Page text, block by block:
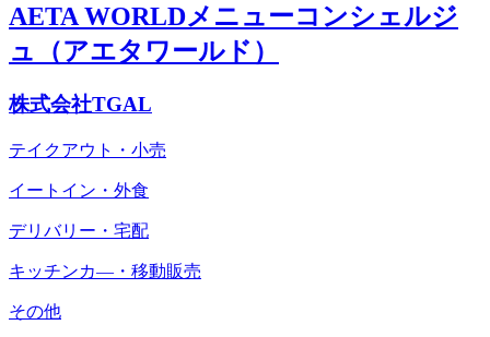
AETA WORLDメニューコンシェルジ
ュ（アエタワールド）
株式会社TGAL
テイクアウト・小売
イートイン・外食
デリバリー・宅配
キッチンカ―・移動販売
その他